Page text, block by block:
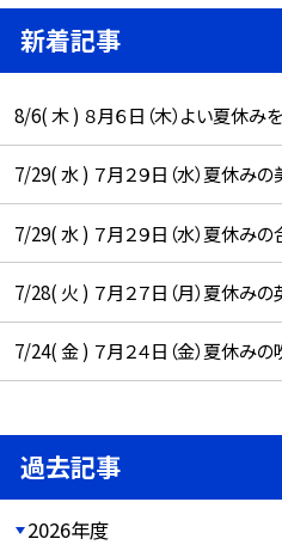
新着記事
8/6( 木 ) ８月６日（木）よい夏休みを
7/29( 水 ) ７月２９日（水）夏休み
7/29( 水 ) ７月２９日（水）夏休み
7/28( 火 ) ７月２７日（月）夏休み
7/24( 金 ) ７月２４日（金）夏休み
過去記事
2026年度